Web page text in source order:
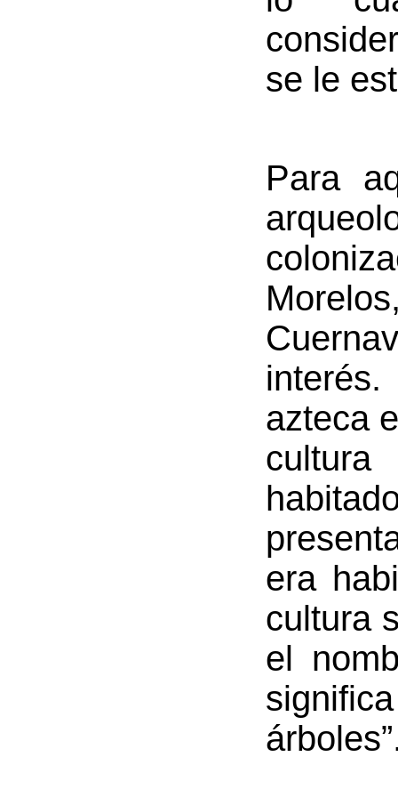
se le
Para
azteca
era
cultura
el